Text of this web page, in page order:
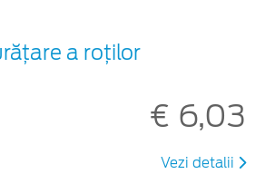
a roților
€ 6,03
Vezi detalii